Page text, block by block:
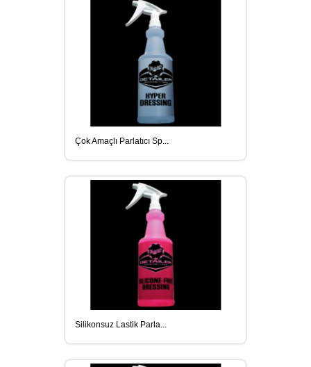
SIKALOSTOMER BITÜL KAUÇUK
ESASLI İZOLASYON MALZEMELERI
SIKAFORCE SERISI ÇIFT
KOMPONENTLI YAPISAL
YAPIŞTIRICILAR
CLEANER (TEMIZLEYICILER) VE
PRIMER (ASTARLAR)
Çok Amaçlı Parlatıcı Sp...
Silikonsuz Lastik Parla...